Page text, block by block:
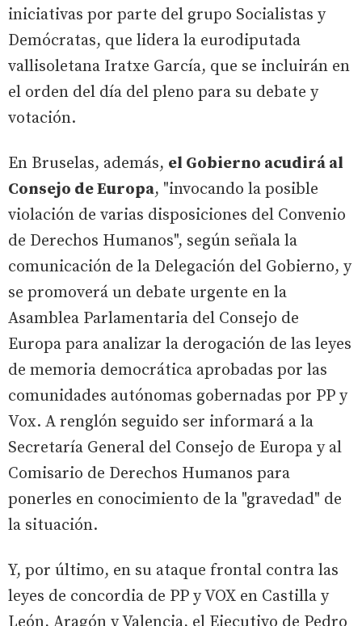
iniciativas por parte del grupo Socialistas y
Demócratas, que lidera la eurodiputada
vallisoletana Iratxe García, que se incluirán en
el orden del día del pleno para su debate y
votación.
En Bruselas, además, el Gobierno acudirá al
Consejo de Europa, "invocando la posible
violación de varias disposiciones del Convenio
de Derechos Humanos", según señala la
comunicación de la Delegación del Gobierno, y
se promoverá un debate urgente en la
Asamblea Parlamentaria del Consejo de
Europa para analizar la derogación de las leyes
de memoria democrática aprobadas por las
comunidades autónomas gobernadas por PP y
Vox. A renglón seguido ser informará a la
Secretaría General del Consejo de Europa y al
Comisario de Derechos Humanos para
ponerles en conocimiento de la "gravedad" de
la situación.
Y, por último, en su ataque frontal contra las
leyes de concordia de PP y VOX en Castilla y